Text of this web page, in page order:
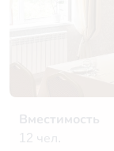
Вместимость
12 чел.